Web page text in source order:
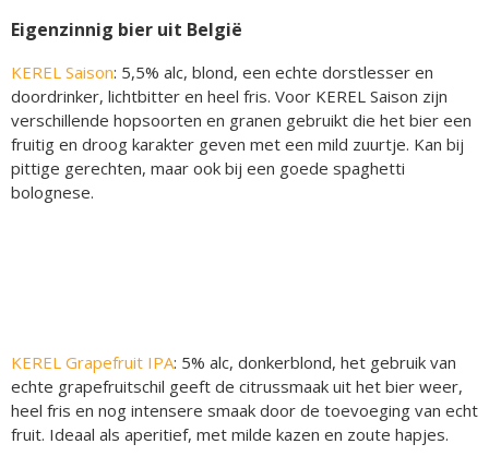
Eigenzinnig bier uit België
KEREL Saison: 5,5% alc, blond, een echte dorstlesser en
doordrinker, lichtbitter en heel fris. Voor KEREL Saison zijn
verschillende hopsoorten en granen gebruikt die het bier een
fruitig en droog karakter geven met een mild zuurtje. Kan bij
pittige gerechten, maar ook bij een goede spaghetti
bolognese.
KEREL Grapefruit IPA: 5% alc, donkerblond, het gebruik van
echte grapefruitschil geeft de citrussmaak uit het bier weer,
heel fris en nog intensere smaak door de toevoeging van echt
fruit. Ideaal als aperitief, met milde kazen en zoute hapjes.